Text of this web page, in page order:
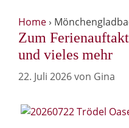
Home ›
Zum
und vieles mehr
22. Juli 2026von Gina